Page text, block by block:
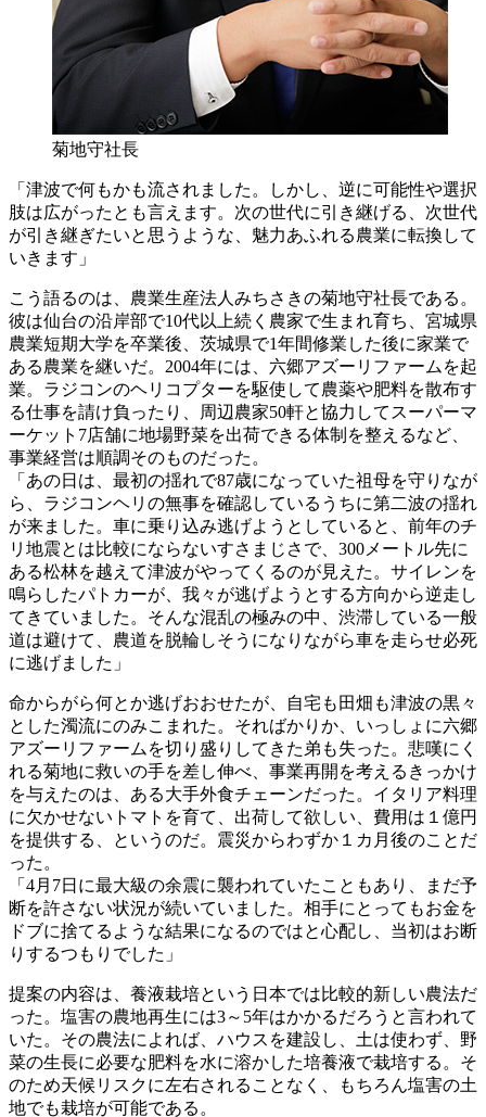
菊地守社長
「津波で何もかも流されました。しかし、逆に可能性や選択
肢は広がったとも言えます。次の世代に引き継げる、次世代
が引き継ぎたいと思うような、魅力あふれる農業に転換して
いきます」
こう語るのは、農業生産法人みちさきの菊地守社長である。
彼は仙台の沿岸部で10代以上続く農家で生まれ育ち、宮城県
農業短期大学を卒業後、茨城県で1年間修業した後に家業で
ある農業を継いだ。2004年には、六郷アズーリファームを起
業。ラジコンのヘリコプターを駆使して農薬や肥料を散布す
る仕事を請け負ったり、周辺農家50軒と協力してスーパーマ
ーケット7店舗に地場野菜を出荷できる体制を整えるなど、
事業経営は順調そのものだった。
「あの日は、最初の揺れで87歳になっていた祖母を守りなが
ら、ラジコンヘリの無事を確認しているうちに第二波の揺れ
が来ました。車に乗り込み逃げようとしていると、前年のチ
リ地震とは比較にならないすさまじさで、300メートル先に
ある松林を越えて津波がやってくるのが見えた。サイレンを
鳴らしたパトカーが、我々が逃げようとする方向から逆走し
てきていました。そんな混乱の極みの中、渋滞している一般
道は避けて、農道を脱輪しそうになりながら車を走らせ必死
に逃げました」
命からがら何とか逃げおおせたが、自宅も田畑も津波の黒々
とした濁流にのみこまれた。そればかりか、いっしょに六郷
アズーリファームを切り盛りしてきた弟も失った。悲嘆にく
れる菊地に救いの手を差し伸べ、事業再開を考えるきっかけ
を与えたのは、ある大手外食チェーンだった。イタリア料理
に欠かせないトマトを育て、出荷して欲しい、費用は１億円
を提供する、というのだ。震災からわずか１カ月後のことだ
った。
「4月7日に最大級の余震に襲われていたこともあり、まだ予
断を許さない状況が続いていました。相手にとってもお金を
ドブに捨てるような結果になるのではと心配し、当初はお断
りするつもりでした」
提案の内容は、養液栽培という日本では比較的新しい農法だ
った。塩害の農地再生には3～5年はかかるだろうと言われて
いた。その農法によれば、ハウスを建設し、土は使わず、野
菜の生長に必要な肥料を水に溶かした培養液で栽培する。そ
のため天候リスクに左右されることなく、もちろん塩害の土
地でも栽培が可能である。